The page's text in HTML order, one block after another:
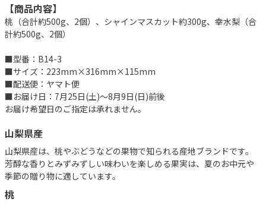
【商品内容】
桃（合計約500g、2個）、シャインマスカット約300g、幸水梨（合
計約500g、2個）
■型番：B14-3
■サイズ：223mm×316mm×115mm
■配送便：ヤマト便
■お届け日：7月25日(土)～8月9日(日)前後
お届け希望日のご指定は承れません。
山梨県産
山梨県産は、桃やぶどうなどの果物で知られる産地ブランドです。
芳醇な香りとみずみずしい味わいを楽しめる果実は、夏のお中元や
季節の贈り物に適しています。
桃